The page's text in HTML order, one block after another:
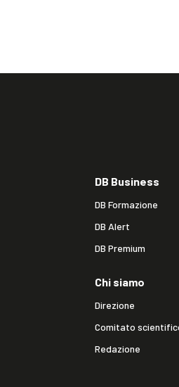
DB Business
DB Formazione
DB Alert
DB Premium
Chi siamo
Direzione
Comitato
Redazione